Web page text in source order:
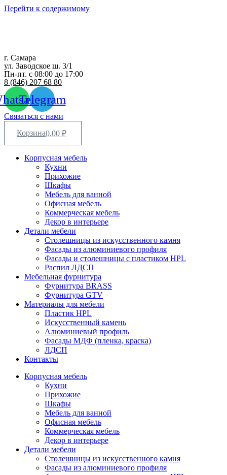
Перейти к содержимому
г. Самара
ул. Заводское ш. 3/1
Пн-пт. с 08:00 до 17:00
8 (846) 207 68 80
Telegram
Связаться с нами
0.00 ₽
Корзина
Корпусная мебель
Кухни
Прихожие
Шкафы
Мебель для ванной
Офисная мебель
Коммерческая мебель
Декор в интерьере
Детали мебели
Столешницы из искусственного камня
Фасады из алюминиевого профиля
Фасады и столешницы с пластиком HPL
Распил ЛДСП
Мебельная фурнитура
Фурнитура BRASS
Фурнитура GTV
Материалы для мебели
Пластик HPL
Искусственный камень
Алюминиевый профиль
Фасады МДФ (пленка, краска)
ЛДСП
Контакты
Корпусная мебель
Кухни
Прихожие
Шкафы
Мебель для ванной
Офисная мебель
Коммерческая мебель
Декор в интерьере
Детали мебели
Столешницы из искусственного камня
Фасады из алюминиевого профиля